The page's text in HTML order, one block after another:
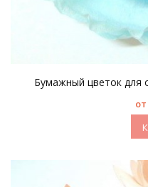
Бумажный цветок для